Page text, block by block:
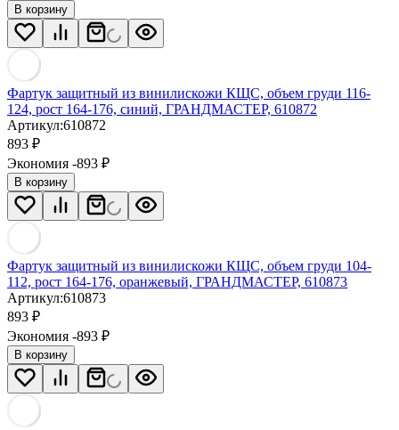
В корзину
Фартук защитный из винилискожи КЩС, объем груди 116-
124, рост 164-176, синий, ГРАНДМАСТЕР, 610872
Артикул:610872
893 ₽
Экономия -893 ₽
В корзину
Фартук защитный из винилискожи КЩС, объем груди 104-
112, рост 164-176, оранжевый, ГРАНДМАСТЕР, 610873
Артикул:610873
893 ₽
Экономия -893 ₽
В корзину